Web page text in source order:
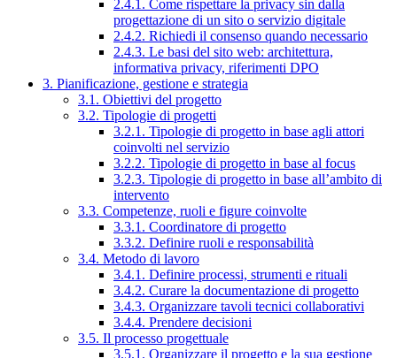
2.4.1. Come rispettare la privacy sin dalla
progettazione di un sito o servizio digitale
2.4.2. Richiedi il consenso quando necessario
2.4.3. Le basi del sito web: architettura,
informativa privacy, riferimenti DPO
3. Pianificazione, gestione e strategia
3.1. Obiettivi del progetto
3.2. Tipologie di progetti
3.2.1. Tipologie di progetto in base agli attori
coinvolti nel servizio
3.2.2. Tipologie di progetto in base al focus
3.2.3. Tipologie di progetto in base all’ambito di
intervento
3.3. Competenze, ruoli e figure coinvolte
3.3.1. Coordinatore di progetto
3.3.2. Definire ruoli e responsabilità
3.4. Metodo di lavoro
3.4.1. Definire processi, strumenti e rituali
3.4.2. Curare la documentazione di progetto
3.4.3. Organizzare tavoli tecnici collaborativi
3.4.4. Prendere decisioni
3.5. Il processo progettuale
3.5.1. Organizzare il progetto e la sua gestione